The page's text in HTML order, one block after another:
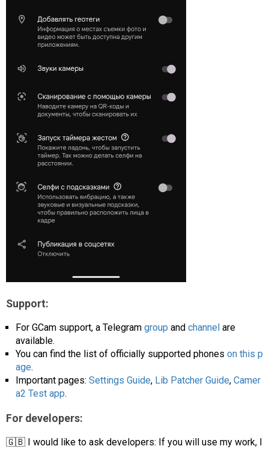
Support:
For GCam support, a Telegram group and channel are
available.
You can find the list of officially supported phones on this p
age.
Important pages: Settings Guide, Lib Patcher Guide, Camer
a2 Test app.
For developers:
🇬🇧 I would like to ask developers: If you will use my work, I